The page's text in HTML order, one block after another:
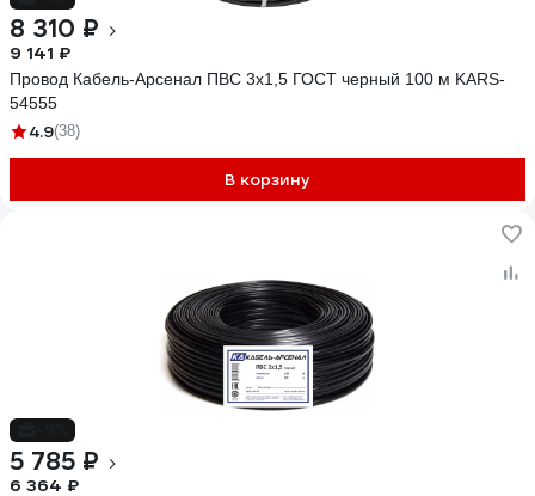
8 310 ₽
9 141 ₽
Провод Кабель-Арсенал ПВС 3x1,5 ГОСТ черный 100 м KARS-
54555
4.9(38)
В корзину
5 785 ₽
6 364 ₽